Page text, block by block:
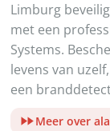
Limburg
met een
Systems.
levens van
een
Meer over